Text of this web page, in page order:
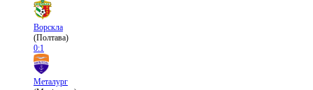
Ворскла
(Полтава)
0:1
Металург